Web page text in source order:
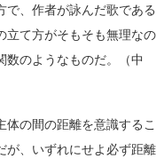
、作者が詠んだ歌である
立て方がそもそも無理なの
のようなものだ。（中
の間の距離を意識するこ
が、いずれにせよ必ず距離